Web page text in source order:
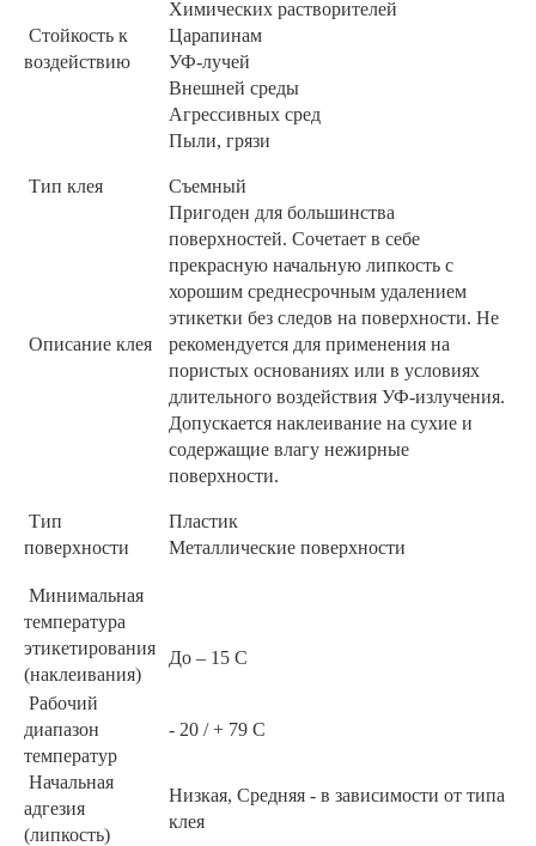
Стойкость к
воздействию
Химических растворителей
Царапинам
УФ-лучей
Внешней среды
Агрессивных сред
Пыли, грязи
Тип клея Съемный
Описание клея
Пригоден для большинства
поверхностей. Сочетает в себе
прекрасную начальную липкость с
хорошим среднесрочным удалением
этикетки без следов на поверхности. Не
рекомендуется для применения на
пористых основаниях или в условиях
длительного воздействия УФ-излучения.
Допускается наклеивание на сухие и
содержащие влагу нежирные
поверхности.
Тип
поверхности
Пластик
Металлические поверхности
Минимальная
температура
этикетирования
(наклеивания)
До – 15 С
Рабочий
диапазон
температур
- 20 / + 79 С
Начальная
адгезия
(липкость)
Низкая, Средняя - в зависимости от типа
клея